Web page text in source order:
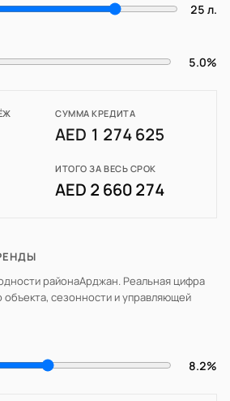
25 л.
5.0%
СУММА КРЕДИТА
AED 1 274 625
ИТОГО ЗА ВЕСЬ СРОК
AED 2 660 274
районаАрджан. Реальная цифра
объекта, сезонности и управляющей
8.2%